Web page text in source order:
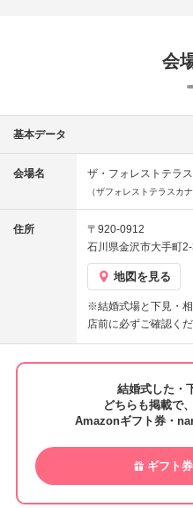
会
基本データ
会場名 ザ・フォレストテラ
（ザフォレストテラスカナ
住所
〒920-0912
石川県金沢市大手町
地図を見る
※結婚式場と下見・
店前に必ずご確認くだ
結婚式した・
どちらも掲載で、
Amazonギフト券・
ギフト